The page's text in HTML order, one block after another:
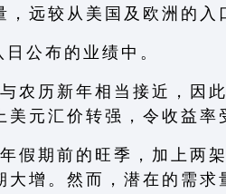
远 较 从 美 国 及 欧 洲 的 入
公 布 的 业 绩 中 。
农 历 新 年 相 当 接 近 ， 因
元 汇 价 转 强 ， 令 收 益 率
假 期 前 的 旺 季 ， 加 上 两
增 。 然 而 ， 潜 在 的 需 求